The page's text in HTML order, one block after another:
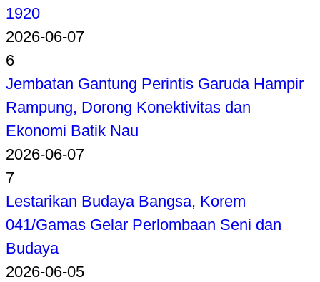
1920
2026-06-07
6
Jembatan Gantung Perintis Garuda Hampir
Rampung, Dorong Konektivitas dan
Ekonomi Batik Nau
2026-06-07
7
Lestarikan Budaya Bangsa, Korem
041/Gamas Gelar Perlombaan Seni dan
Budaya
2026-06-05